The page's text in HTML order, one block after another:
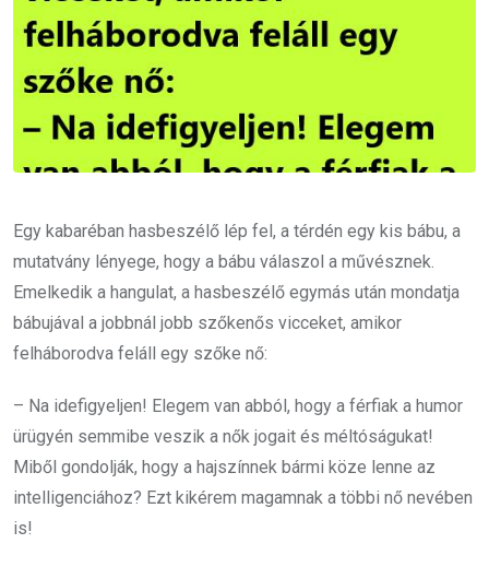
Egy kabaréban hasbeszélő lép fel, a térdén egy kis bábu, a
mutatvány lényege, hogy a bábu válaszol a művésznek.
Emelkedik a hangulat, a hasbeszélő egymás után mondatja
bábujával a jobbnál jobb szőkenős vicceket, amikor
felháborodva feláll egy szőke nő:
– Na idefigyeljen! Elegem van abból, hogy a férfiak a humor
ürügyén semmibe veszik a nők jogait és méltóságukat!
Miből gondolják, hogy a hajszínnek bármi köze lenne az
intelligenciához? Ezt kikérem magamnak a többi nő nevében
is!